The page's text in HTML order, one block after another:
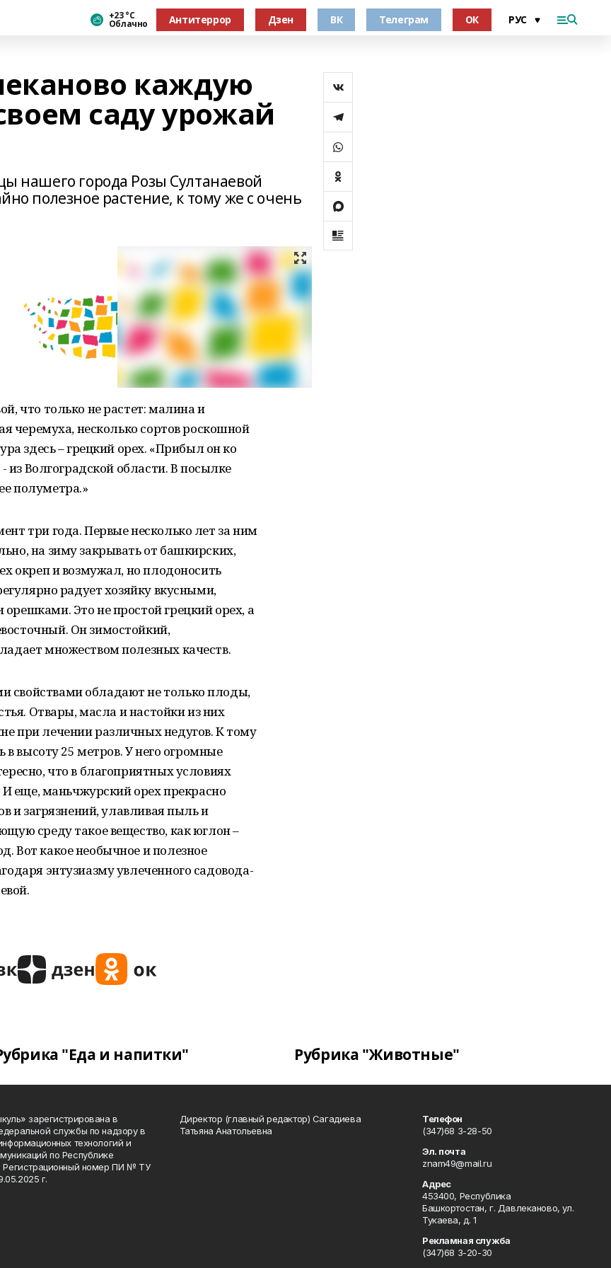
+23 °С
Облачно Антитеррор Дзен ВК Телеграм ОК
каждую
саду урожай
нашего города Розы Султанаевой
полезное растение, к тому же с очень
что только не растет: малина и
черемуха, несколько сортов роскошной
здесь – грецкий орех. «Прибыл он ко
из Волгоградской области. В посылке
полуметра.»
три года. Первые несколько лет за ним
на зиму закрывать от башкирских,
окреп и возмужал, но плодоносить
радует хозяйку вкусными,
Это не простой грецкий орех, а
Он зимостойкий,
множеством полезных качеств.
обладают не только плоды,
Отвары, масла и настойки из них
при лечении различных недугов. К тому
в высоту 25 метров. У него огромные
что в благоприятных условиях
И еще, маньчжурский орех прекрасно
и загрязнений, улавливая пыль и
среду такое вещество, как юглон –
Вот какое необычное и полезное
энтузиазму увлеченного садовода-
"Еда и напитки" Рубрика "Животные"
зарегистрирована в
службы по надзору в
технологий и
по Республике
Регистрационный номер ПИ № ТУ
г.
Директор (главный редактор) Сагадиева
Татьяна Анатольевна
Телефон
(347)68 3-28-50
Эл. почта
znam49@mail.ru
Адрес
453400, Республика
Башкортостан, г. Давлеканово, ул.
Тукаева, д. 1
Рекламная служба
(347)68 3-20-30